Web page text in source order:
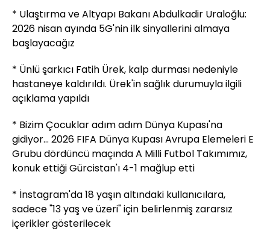
* Ulaştırma ve Altyapı Bakanı Abdulkadir Uraloğlu:
2026 nisan ayında 5G'nin ilk sinyallerini almaya
başlayacağız
* Ünlü şarkıcı Fatih Ürek, kalp durması nedeniyle
hastaneye kaldırıldı. Ürek'in sağlık durumuyla ilgili
açıklama yapıldı
* Bizim Çocuklar adım adım Dünya Kupası'na
gidiyor... 2026 FIFA Dünya Kupası Avrupa Elemeleri E
Grubu dördüncü maçında A Milli Futbol Takımımız,
konuk ettiği Gürcistan'ı 4-1 mağlup etti
* İnstagram'da 18 yaşın altındaki kullanıcılara,
sadece "13 yaş ve üzeri" için belirlenmiş zararsız
içerikler gösterilecek